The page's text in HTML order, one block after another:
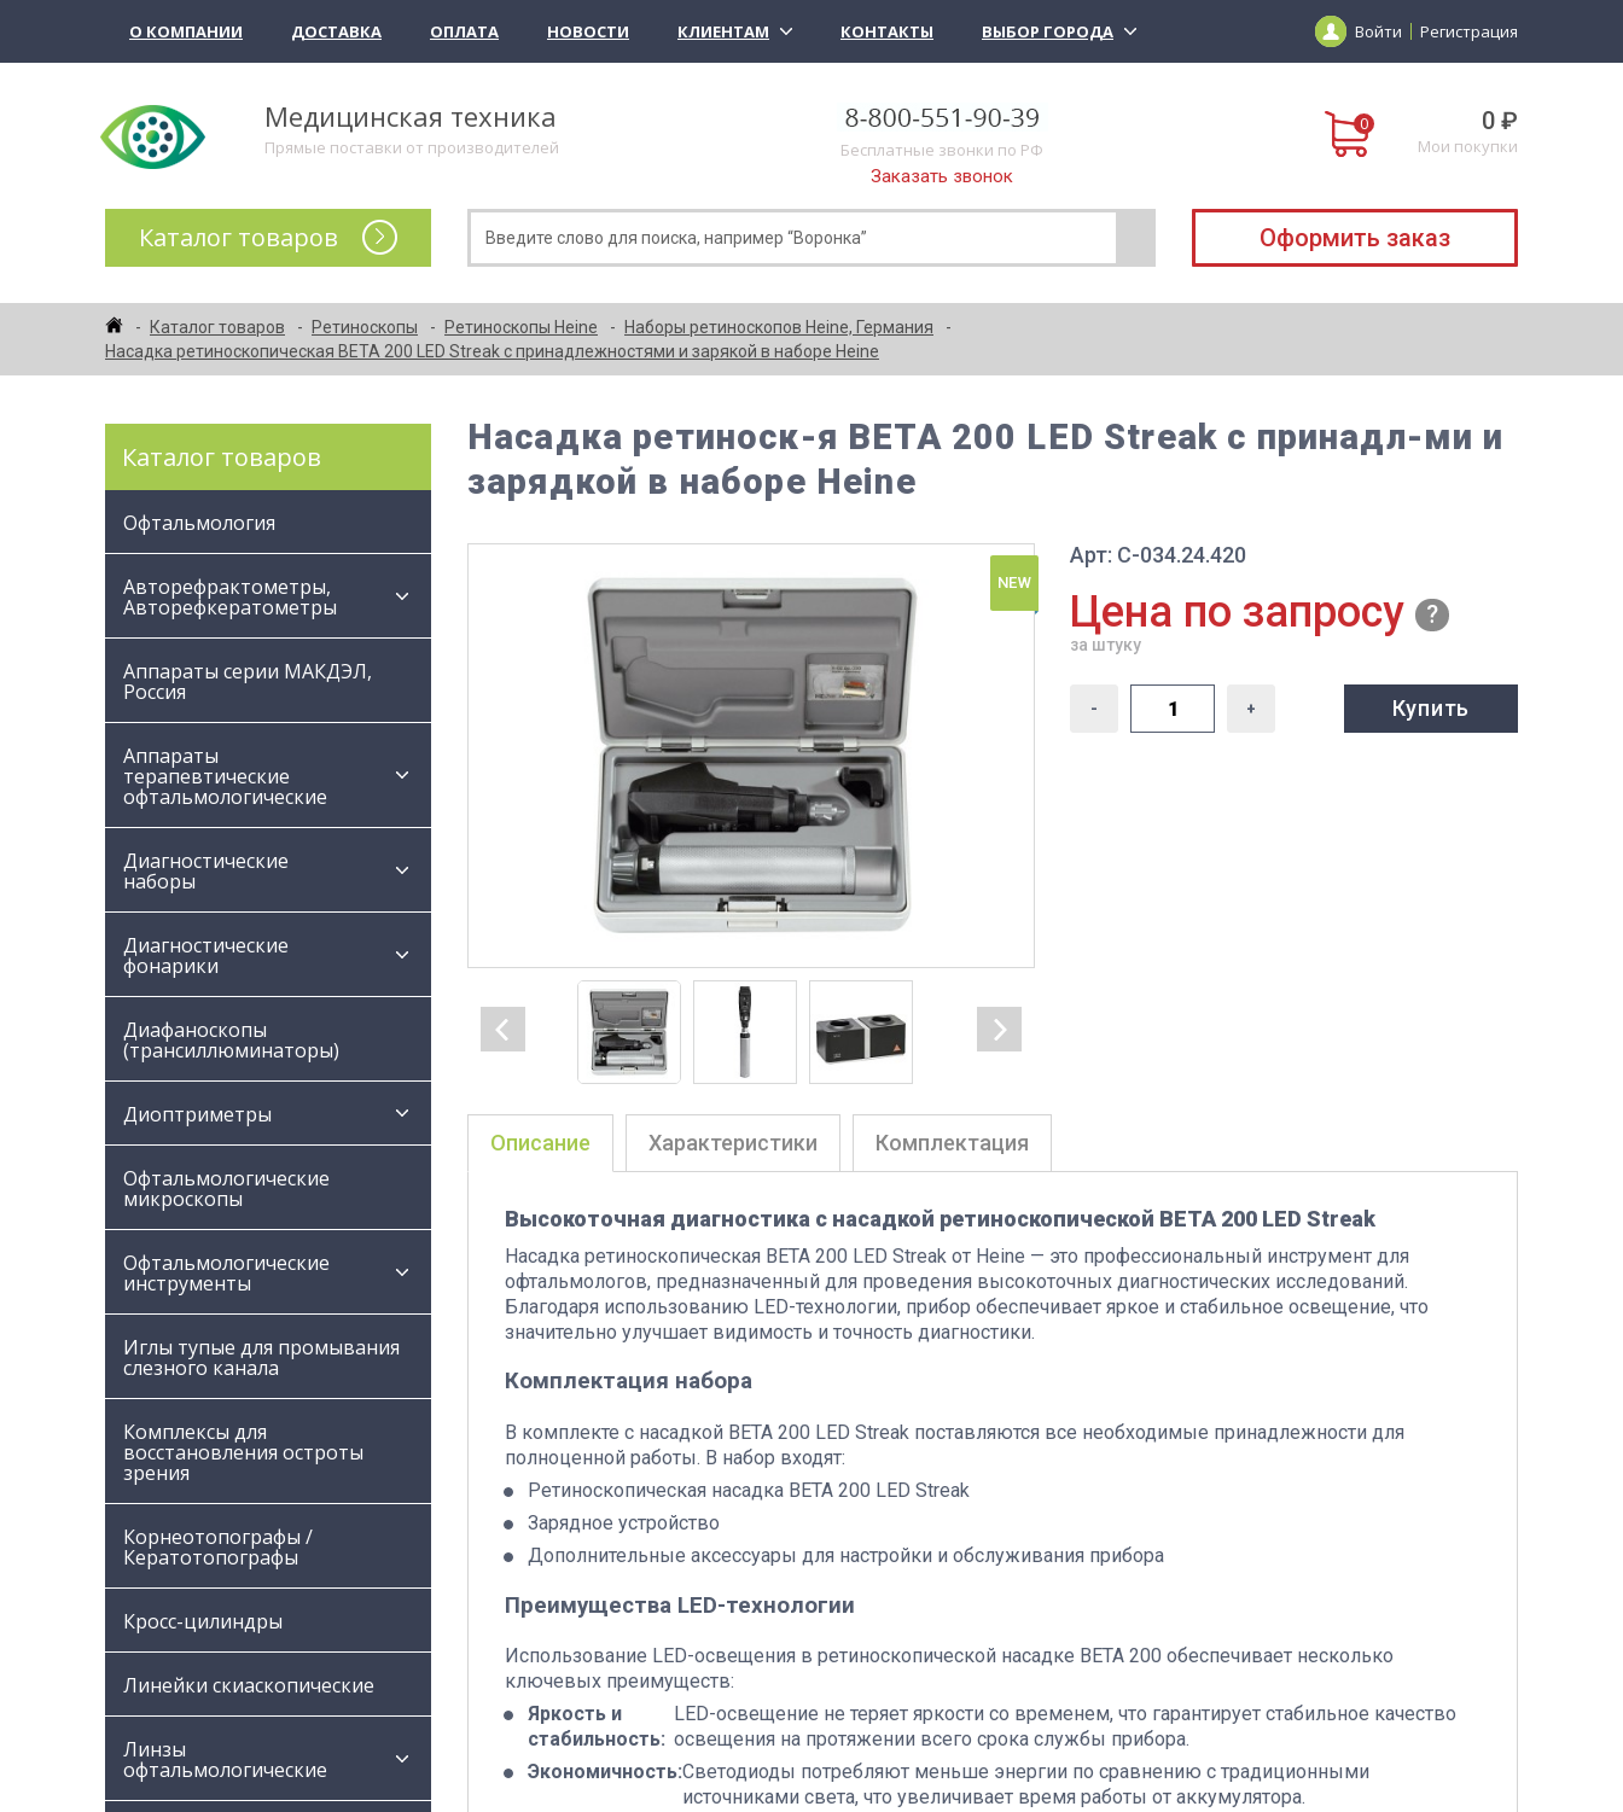
О КОМПАНИИ ДОСТАВКА ОПЛАТА НОВОСТИ КЛИЕНТАМ КОНТАКТЫ ВЫБОР ГОРОДА Войти Регистрация
Медицинская техника
Прямые поставки от производителей
Бесплатные звонки по РФ
Заказать звонок
0 ₽
Мои покупки
Каталог товаров Оформить заказ
Каталог товаров Ретиноскопы Ретиноскопы Heine
Наборы ретиноскопов Heine, Германия
Насадка ретиноскопическая ВЕТА 200 LED Streak с принадлежностями и зарякой в наборе Heine
Каталог товаров
Офтальмология
Авторефрактометры,
Авторефкератометры
Аппараты серии МАКДЭЛ,
Россия
Аппараты
терапевтические
офтальмологические
Диагностические
наборы
Диагностические
фонарики
Диафаноскопы
(трансиллюминаторы)
Диоптриметры
Офтальмологические
микроскопы
Офтальмологические
инструменты
Иглы тупые для промывания
слезного канала
Комплексы для
восстановления остроты
зрения
Корнеотопографы /
Кератотопографы
Кросс-цилиндры
Линейки скиаскопические
Линзы
офтальмологические
Насадка ретиноск-я ВЕТА 200 LED Streak с принадл-ми и
зарядкой в наборе Heine
NEW
Арт: С-034.24.420
Цена по запросу
за штуку
- + Купить
Описание
Высокоточная диагностика с насадкой ретиноскопической ВЕТА 200 LED Streak
Насадка ретиноскопическая ВЕТА 200 LED Streak от Heine — это профессиональный инструмент для
офтальмологов, предназначенный для проведения высокоточных диагностических исследований.
Благодаря использованию LED-технологии, прибор обеспечивает яркое и стабильное освещение, что
значительно улучшает видимость и точность диагностики.
Комплектация набора
В комплекте с насадкой ВЕТА 200 LED Streak поставляются все необходимые принадлежности для
полноценной работы. В набор входят:
Ретиноскопическая насадка ВЕТА 200 LED Streak
Зарядное устройство
Дополнительные аксессуары для настройки и обслуживания прибора
Преимущества LED-технологии
Использование LED-освещения в ретиноскопической насадке ВЕТА 200 обеспечивает несколько
ключевых преимуществ:
Яркость и
стабильность:
LED-освещение не теряет яркости со временем, что гарантирует стабильное качество
освещения на протяжении всего срока службы прибора.
Экономичность:Светодиоды потребляют меньше энергии по сравнению с традиционными
источниками света, что увеличивает время работы от аккумулятора.
Характеристики Комплектация